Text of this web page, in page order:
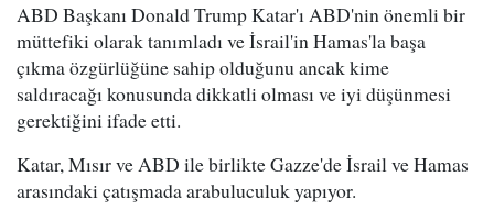
ABD Başkanı Donald Trump Katar'ı ABD'nin önemli bir
müttefiki olarak tanımladı ve İsrail'in Hamas'la başa
çıkma özgürlüğüne sahip olduğunu ancak kime
saldıracağı konusunda dikkatli olması ve iyi düşünmesi
gerektiğini ifade etti.
Katar, Mısır ve ABD ile birlikte Gazze'de İsrail ve Hamas
arasındaki çatışmada arabuluculuk yapıyor.